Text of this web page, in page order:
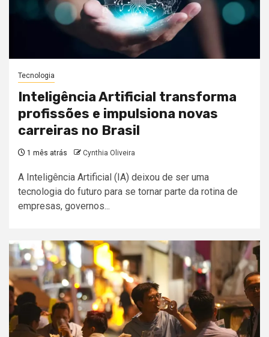
Tecnologia
Inteligência Artificial transforma
profissões e impulsiona novas
carreiras no Brasil
1 mês atrás Cynthia Oliveira
A Inteligência Artificial (IA) deixou de ser uma
tecnologia do futuro para se tornar parte da rotina de
empresas, governos...